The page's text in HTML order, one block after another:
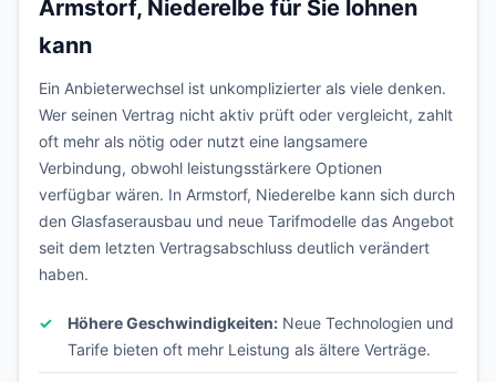
Armstorf, Niederelbe für Sie lohnen
kann
Ein Anbieterwechsel ist unkomplizierter als viele denken.
Wer seinen Vertrag nicht aktiv prüft oder vergleicht, zahlt
oft mehr als nötig oder nutzt eine langsamere
Verbindung, obwohl leistungsstärkere Optionen
verfügbar wären. In Armstorf, Niederelbe kann sich durch
den Glasfaserausbau und neue Tarifmodelle das Angebot
seit dem letzten Vertragsabschluss deutlich verändert
haben.
Höhere Geschwindigkeiten: Neue Technologien und
Tarife bieten oft mehr Leistung als ältere Verträge.